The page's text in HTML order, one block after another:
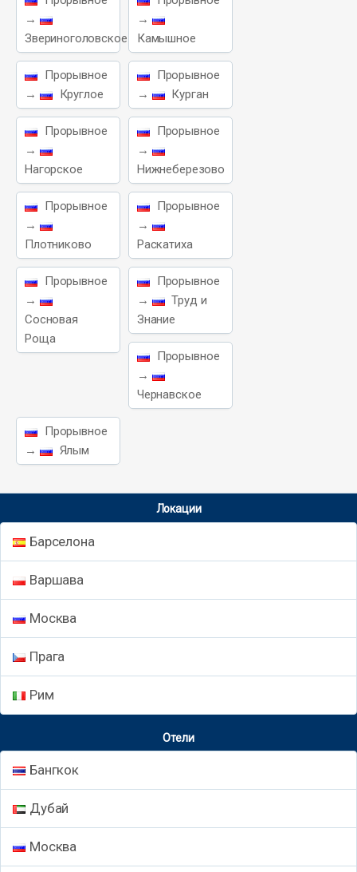
→
Звериноголовское
→
Камышное
Прорывное
→
Круглое
Прорывное
→
Курган
Прорывное
→
Нагорское
Прорывное
→
Нижнеберезово
Прорывное
→
Плотниково
Прорывное
→
Раскатиха
Прорывное
→
Сосновая
Роща
Прорывное
→
Труд и
Знание
Прорывное
→
Чернавское
Прорывное
→
Ялым
Локации
Барселона
Варшава
Москва
Прага
Рим
Отели
Бангкок
Дубай
Москва